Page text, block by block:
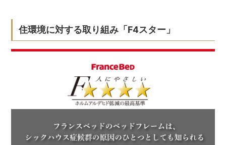
住環境に対する取り組み「F4スター」